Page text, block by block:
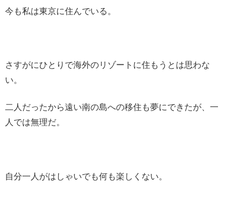
今も私は東京に住んでいる。
さすがにひとりで海外のリゾートに住もうとは思わな
い。
二人だったから遠い南の島への移住も夢にできたが、一
人では無理だ。
自分一人がはしゃいでも何も楽しくない。